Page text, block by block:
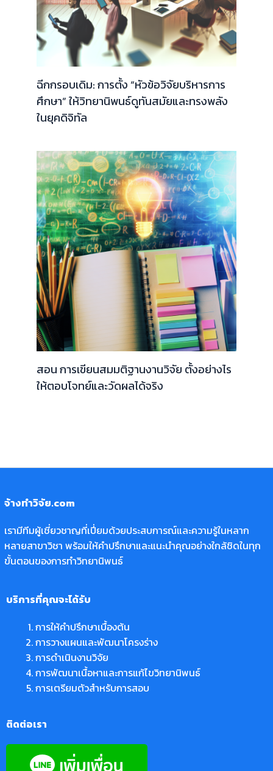
ฉีกกรอบเดิม: การตั้ง “หัวข้อวิจัยบริหารการ
ศึกษา” ให้วิทยานิพนธ์ดูทันสมัยและทรงพลัง
ในยุคดิจิทัล
สอน การเขียนสมมติฐานงานวิจัย ตั้งอย่างไร
ให้ตอบโจทย์และวัดผลได้จริง
จ้างทำวิจัย.com
เรามีทีมผู้เชี่ยวชาญที่เปี่ยมด้วยประสบการณ์และความรู้ในหลาก
หลายสาขาวิชา พร้อมให้คำปรึกษาและแนะนำคุณอย่างใกล้ชิดในทุก
ขั้นตอนของการทำวิทยานิพนธ์
บริการที่คุณจะได้รับ
การให้คำปรึกษาเบื้องต้น
การวางแผนและพัฒนาโครงร่าง
การดำเนินงานวิจัย
การพัฒนาเนื้อหาและการแก้ไขวิทยานิพนธ์
การเตรียมตัวสำหรับการสอบ
ติดต่อเรา